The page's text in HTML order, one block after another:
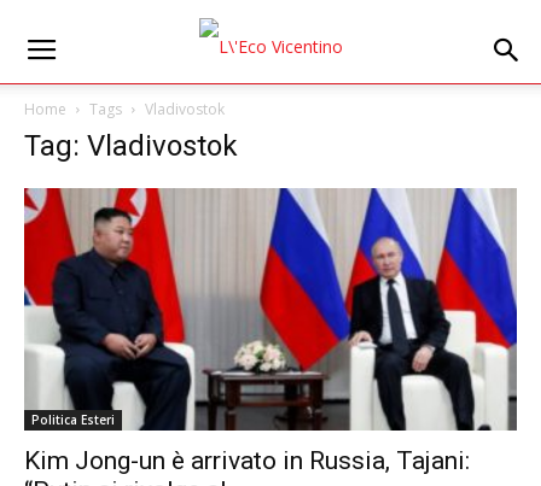
Home Tags Vladivostok
Tag: Vladivostok
Politica Esteri
Kim Jong-un è arrivato in Russia, Tajani: